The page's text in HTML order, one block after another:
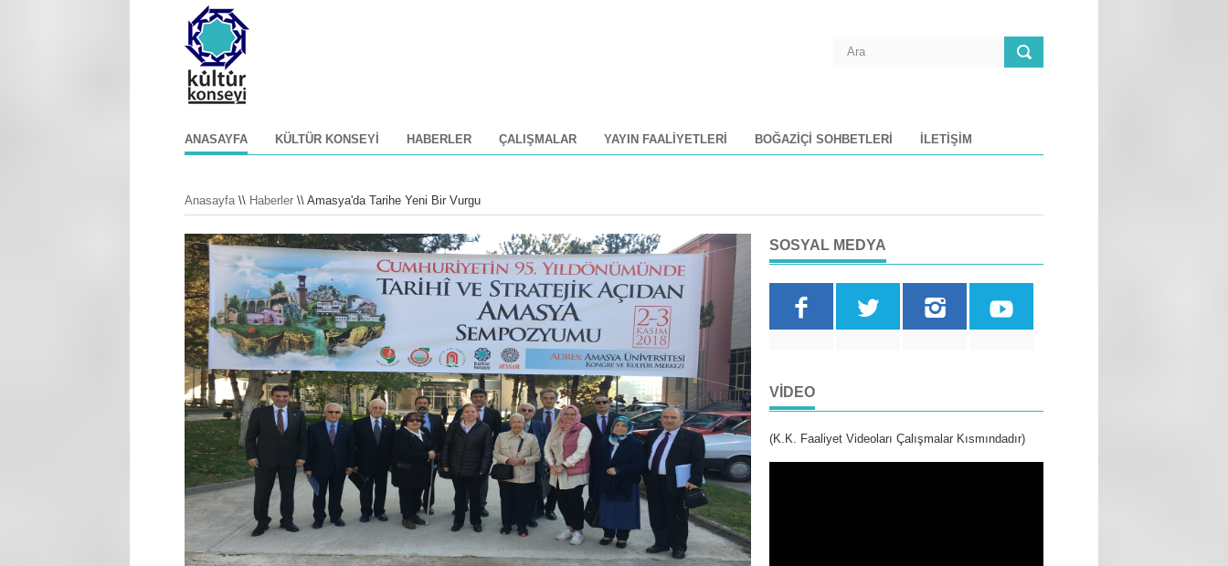
ANASAYFA KÜLTÜR KONSEYI HABERLER ÇALIŞMALAR YAYIN FAALIYETLERI BOĞAZIÇI SOHBETLERI İLETIŞIM
Anasayfa\\ Haberler \\ Amasya'da Tarihe Yeni Bir Vurgu
SOSYAL MEDYA
VIDEO
(K.K. Faaliyet Videoları Çalışmalar Kısmındadır)